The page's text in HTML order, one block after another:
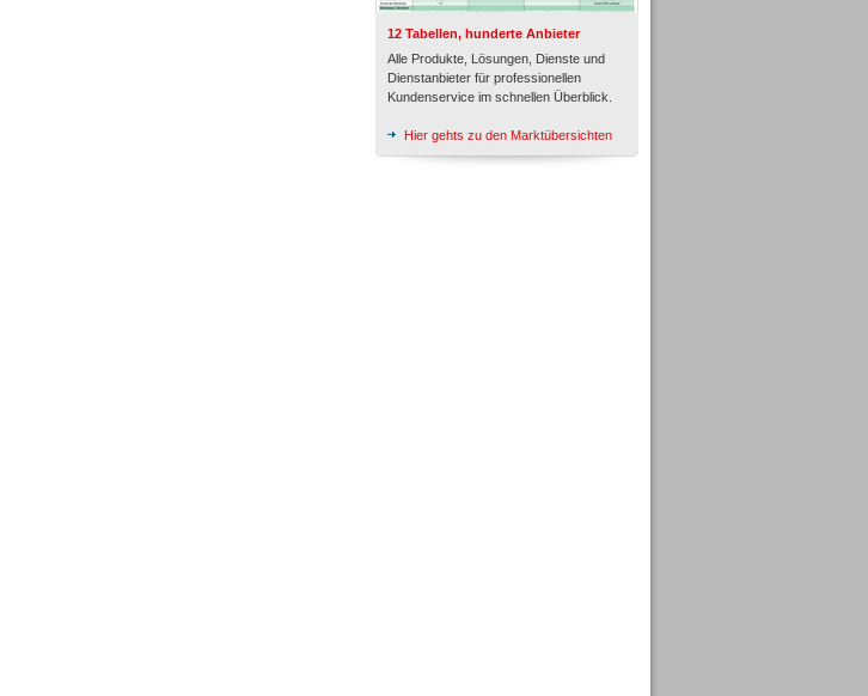
12 Tabellen, hunderte Anbieter
Alle Produkte, Lösungen, Dienste und
Dienstanbieter für professionellen
Kundenservice im schnellen Überblick.
Hier gehts zu den Marktübersichten